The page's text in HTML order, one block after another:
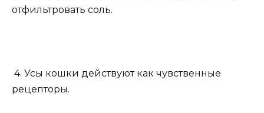
отфильтровать соль.
4. Усы кошки действуют как чувственные
рецепторы.